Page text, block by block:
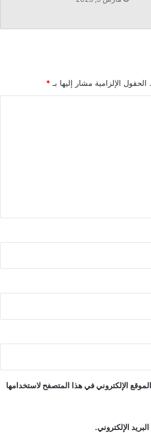
الحقول الإلزامية مشار إليها بـ*
الإلكتروني في هذا المتصفح لاستخدامها
الإلكتروني.